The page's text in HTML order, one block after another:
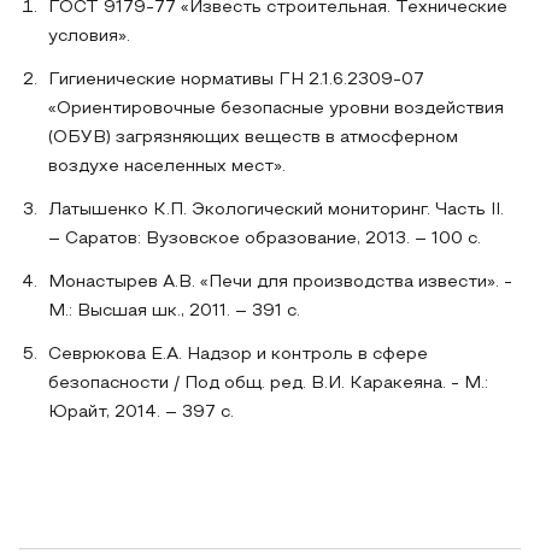
ГОСТ 9179-77 «Известь строительная. Технические
условия».
Гигиенические нормативы ГН 2.1.6.2309-07
«Ориентировочные безопасные уровни воздействия
(ОБУВ) загрязняющих веществ в атмосферном
воздухе населенных мест».
Латышенко К.П. Экологический мониторинг. Часть II.
– Саратов: Вузовское образование, 2013. – 100 c.
Монастырев А.В. «Печи для производства извести». -
М.: Высшая шк., 2011. – 391 с.
Севрюкова Е.А. Надзор и контроль в сфере
безопасности / Под общ. ред. В.И. Каракеяна. - М.:
Юрайт, 2014. – 397 с.